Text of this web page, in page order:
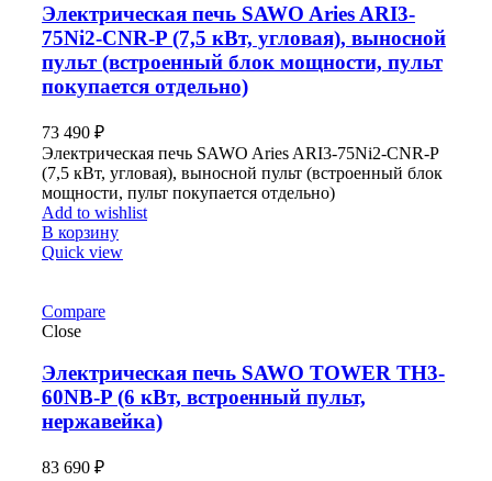
Электрическая печь SAWO Aries ARI3-
75Ni2-CNR-P (7,5 кВт, угловая), выносной
пульт (встроенный блок мощности, пульт
покупается отдельно)
73 490 ₽
Электрическая печь SAWO Aries ARI3-75Ni2-CNR-P
(7,5 кВт, угловая), выносной пульт (встроенный блок
мощности, пульт покупается отдельно)
Add to wishlist
В корзину
Quick view
Compare
Close
Электрическая печь SAWO TOWER TH3-
60NB-P (6 кВт, встроенный пульт,
нержавейка)
83 690 ₽